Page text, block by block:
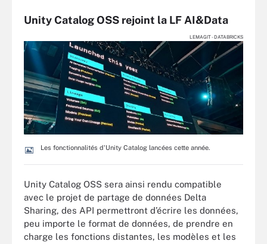
Unity Catalog OSS rejoint la LF AI&Data
LEMAGIT - DATABRICKS
Les fonctionnalités d'Unity Catalog lancées cette année.
Unity Catalog OSS sera ainsi rendu compatible
avec le projet de partage de données Delta
Sharing, des API permettront d’écrire les données,
peu importe le format de données, de prendre en
charge les fonctions distantes, les modèles et les